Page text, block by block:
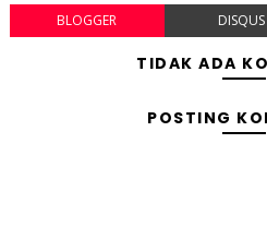
BLOGGER DISQUS
TIDAK ADA
POSTING